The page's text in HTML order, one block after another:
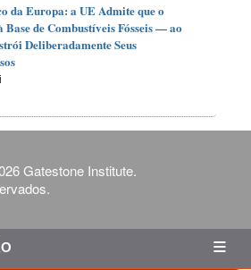
da Europa: a UE Admite que o
de Combustíveis Fósseis — ao
Deliberadamente Seus
Gatestone Institute.